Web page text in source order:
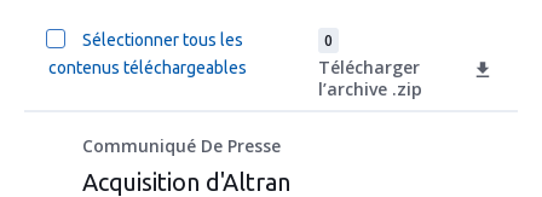
Sélectionner tous les
contenus téléchargeables
0
Télécharger
l’archive .zip
Communiqué De Presse
Acquisition d'Altran